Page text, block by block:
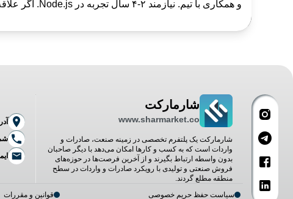
و همکاری با تیم. نیازمند ۲-۴ سال تجربه در Node.js. اگر علاقه‌مند...
شارمارکت
www.sharmarket.co
شارمارکت یک پلتفرم تخصصی در زمینه صنعت، صادرات و
واردات است که به کسب و کارها امکان می‌دهد با دیگر صاحبان
بدون واسطه ارتباط بگیرند و از آخرین فرصت‌ها در حوزه‌های
فروش صنعتی و تولیدی با رویکرد صادرات و واردات در سطح
منطقه مطلع گردند.
سیاست حفظ حریم خصوصی قوانین و مقررات